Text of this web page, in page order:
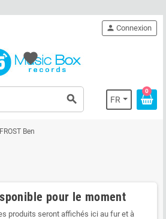
search FR
person Connexion
0
favorite
FROST Ben
pour le moment
produits seront affichés ici au fur et à